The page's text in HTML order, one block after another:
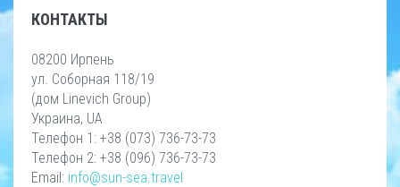
КОНТАКТЫ
08200 Ирпень
ул. Соборная 118/19
(дом Linevich Group)
Украина, UA
Телефон 1: +38 (073) 736-73-73
Телефон 2: +38 (096) 736-73-73
Email: info@sun-sea.travel